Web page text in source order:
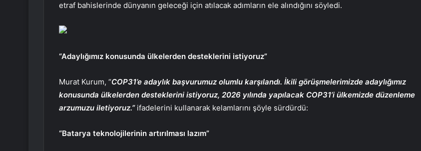
etraf bahislerinde dünyanın geleceği için atılacak adımların ele alındığını söyledi.
“Adaylığımız konusunda ülkelerden desteklerini istiyoruz”
Murat Kurum, “COP31’e adaylık başvurumuz olumlu karşılandı. İkili görüşmelerimizde adaylığımız
konusunda ülkelerden desteklerini istiyoruz, 2026 yılında yapılacak COP31’i ülkemizde düzenleme
arzumuzu iletiyoruz.” ifadelerini kullanarak kelamlarını şöyle sürdürdü:
“Batarya teknolojilerinin artırılması lazım”